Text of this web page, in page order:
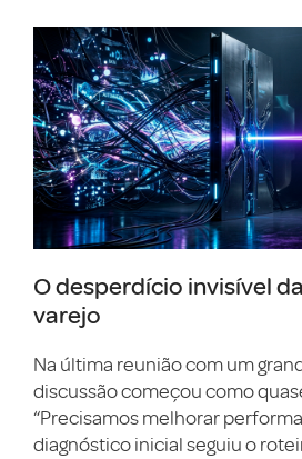
O desperdício invisível
varejo
Na última reunião com um
discussão começou como
“Precisamos melhorar
diagnóstico inicial seguiu o